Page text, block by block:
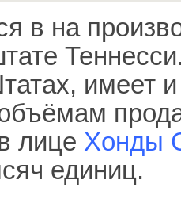
в на
имеет
лице Хонды
единиц.